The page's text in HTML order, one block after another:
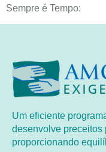
Sempre é Tempo:
Um eficiente
desenvolve preceitos
proporcionando